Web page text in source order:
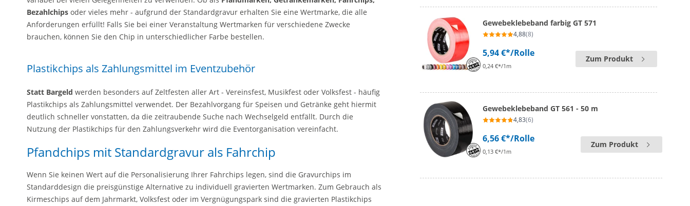
Bezahlchips oder vieles mehr - aufgrund der Standardgravur erhalten Sie eine Wertmarke, die alle
Anforderungen erfüllt! Falls Sie bei einer Veranstaltung Wertmarken für verschiedene Zwecke
brauchen, können Sie den Chip in unterschiedlicher Farbe bestellen.
Plastikchips als Zahlungsmittel im Eventzubehör
Statt Bargeld werden besonders auf Zeltfesten aller Art - Vereinsfest, Musikfest oder Volksfest - häufig
Plastikchips als Zahlungsmittel verwendet. Der Bezahlvorgang für Speisen und Getränke geht hiermit
deutlich schneller vonstatten, da die zeitraubende Suche nach Wechselgeld entfällt. Durch die
Nutzung der Plastikchips für den Zahlungsverkehr wird die Eventorganisation vereinfacht.
Pfandchips mit Standardgravur als Fahrchip
Wenn Sie keinen Wert auf die Personalisierung Ihrer Fahrchips legen, sind die Gravurchips im
Standarddesign die preisgünstige Alternative zu individuell gravierten Wertmarken. Zum Gebrauch als
Kirmeschips auf dem Jahrmarkt, Volksfest oder im Vergnügungspark sind die gravierten Plastikchips
Gewebeklebeband farbig GT 571
4,88(8)
5,94 €*/Rolle
0,24 €*/1m
Zum Produkt
Gewebeklebeband GT 561 - 50 m
4,83(6)
6,56 €*/Rolle
0,13 €*/1m
Zum Produkt